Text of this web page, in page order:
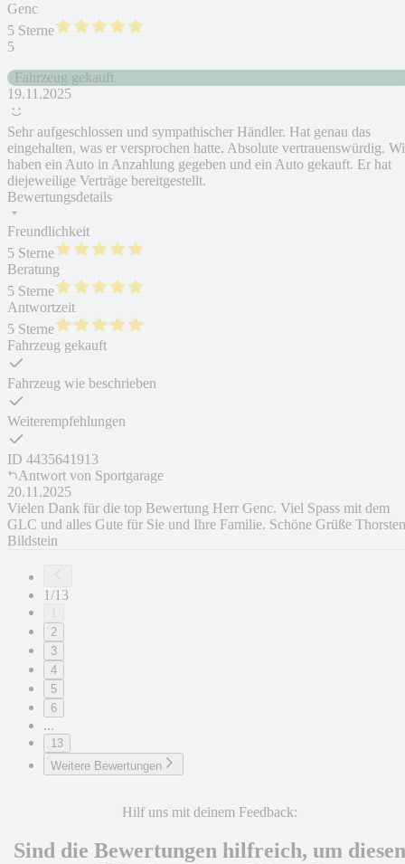
Genc
5 Sterne
5
Fahrzeug gekauft
19.11.2025
Sehr aufgeschlossen und sympathischer Händler. Hat genau das
eingehalten, was er versprochen hatte. Absolute vertrauenswürdig.
haben ein Auto in Anzahlung gegeben und ein Auto gekauft. Er hat
diejeweilige Verträge bereitgestellt.
Bewertungsdetails
Freundlichkeit
5 Sterne
Beratung
5 Sterne
Antwortzeit
5 Sterne
Fahrzeug gekauft
Fahrzeug wie beschrieben
Weiterempfehlungen
ID 4435641913
Antwort von Sportgarage
20.11.2025
Vielen Dank für die top Bewertung Herr Genc. Viel Spass mit dem
GLC und alles Gute für Sie und Ihre Familie. Schöne Grüße Thorsten
Bildstein
1/13
2
3
4
5
6
...
13
Weitere Bewertungen
Hilf uns mit deinem Feedback:
Sind die Bewertungen hilfreich, um diesen